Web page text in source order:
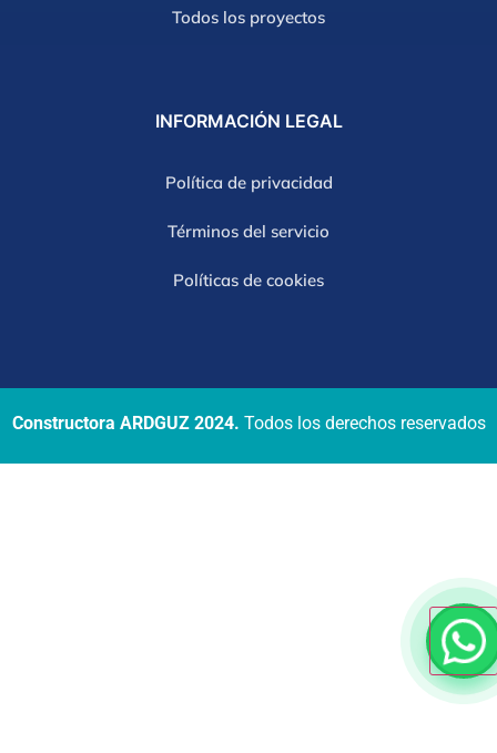
Todos los proyectos
INFORMACIÓN LEGAL
Política de privacidad
Términos del servicio
Políticas de cookies
Constructora ARDGUZ 2024. Todos los derechos reservados